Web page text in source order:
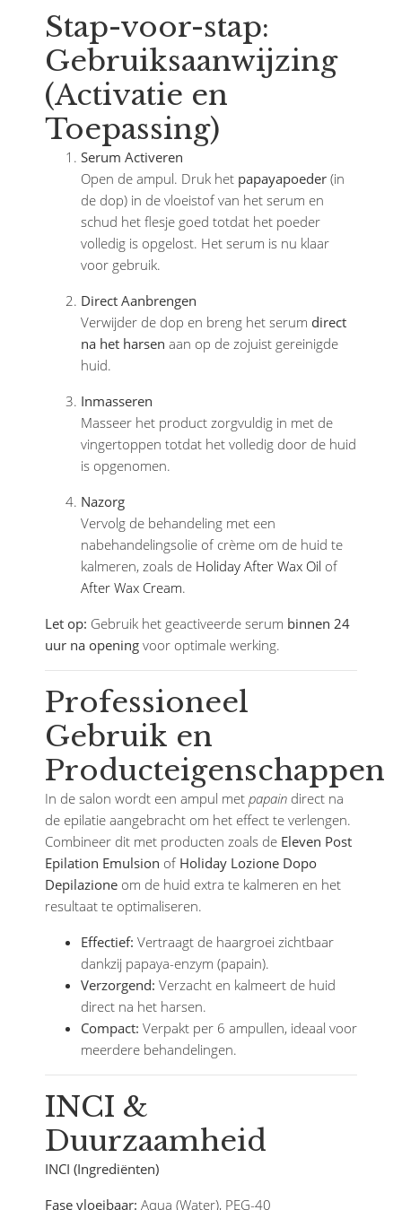
Stap-voor-stap:
Gebruiksaanwijzing
(Activatie en
Toepassing)
Serum Activeren
Open de ampul. Druk het papayapoeder (in
de dop) in de vloeistof van het serum en
schud het flesje goed totdat het poeder
volledig is opgelost. Het serum is nu klaar
voor gebruik.
Direct Aanbrengen
Verwijder de dop en breng het serum direct
na het harsen aan op de zojuist gereinigde
huid.
Inmasseren
Masseer het product zorgvuldig in met de
vingertoppen totdat het volledig door de huid
is opgenomen.
Nazorg
Vervolg de behandeling met een
nabehandelingsolie of crème om de huid te
kalmeren, zoals de Holiday After Wax Oil of
After Wax Cream.
Let op: Gebruik het geactiveerde serum binnen 24
uur na opening voor optimale werking.
Professioneel
Gebruik en
Producteigenschappen
In de salon wordt een ampul met papain direct na
de epilatie aangebracht om het effect te verlengen.
Combineer dit met producten zoals de Eleven Post
Epilation Emulsion of Holiday Lozione Dopo
Depilazione om de huid extra te kalmeren en het
resultaat te optimaliseren.
Effectief: Vertraagt de haargroei zichtbaar
dankzij papaya-enzym (papain).
Verzorgend: Verzacht en kalmeert de huid
direct na het harsen.
Compact: Verpakt per 6 ampullen, ideaal voor
meerdere behandelingen.
INCI &
Duurzaamheid
INCI (Ingrediënten)
Fase vloeibaar: Aqua (Water), PEG-40